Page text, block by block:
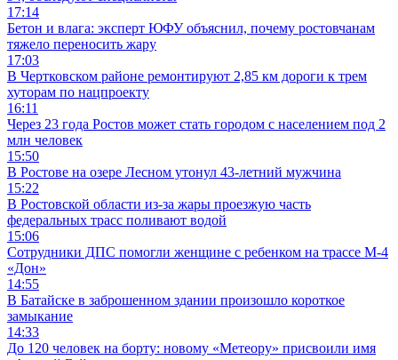
17:14
Бетон и влага: эксперт ЮФУ объяснил, почему ростовчанам
тяжело переносить жару
17:03
В Чертковском районе ремонтируют 2,85 км дороги к трем
хуторам по нацпроекту
16:11
Через 23 года Ростов может стать городом с населением под 2
млн человек
15:50
В Ростове на озере Лесном утонул 43-летний мужчина
15:22
В Ростовской области из-за жары проезжую часть
федеральных трасс поливают водой
15:06
Сотрудники ДПС помогли женщине с ребенком на трассе М-4
«Дон»
14:55
В Батайске в заброшенном здании произошло короткое
замыкание
14:33
До 120 человек на борту: новому «Метеору» присвоили имя